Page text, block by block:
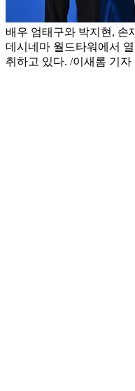
배우 엄태구와 박지현, 손
데시네마 월드타워에서
취하고 있다. /이새롬 기자